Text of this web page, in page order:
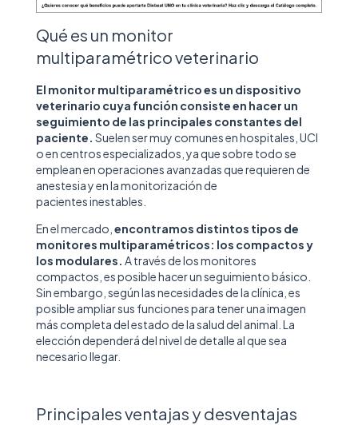
Qué es un monitor
multiparamétrico veterinario
El monitor multiparamétrico es un dispositivo
veterinario cuya función consiste en hacer un
seguimiento de las principales constantes del
paciente. Suelen ser muy comunes en hospitales, UCI
o en centros especializados, ya que sobre todo se
emplean en operaciones avanzadas que requieren de
anestesia y en la monitorización de
pacientes inestables.
En el mercado, encontramos distintos tipos de
monitores multiparamétricos: los compactos y
los modulares. A través de los monitores
compactos, es posible hacer un seguimiento básico.
Sin embargo, según las necesidades de la clínica, es
posible ampliar sus funciones para tener una imagen
más completa del estado de la salud del animal. La
elección dependerá del nivel de detalle al que sea
necesario llegar.
Principales ventajas y desventajas